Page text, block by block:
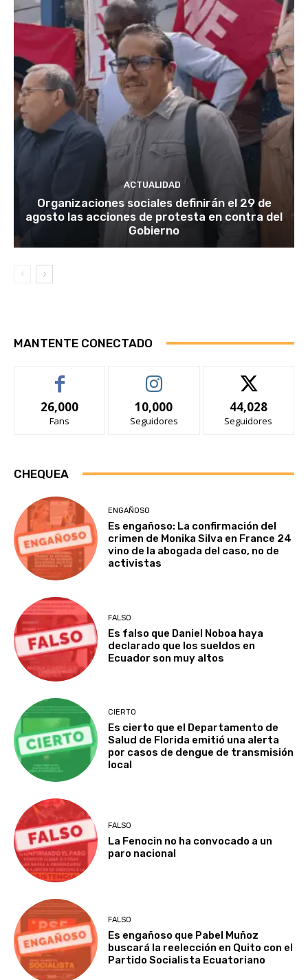
ACTUALIDAD
Organizaciones sociales definirán el 29 de
agosto las acciones de protesta en contra del
Gobierno
MANTENTE CONECTADO
26,000
Fans
10,000
Seguidores
44,028
Seguidores
CHEQUEA
ENGAÑOSO
Es engañoso: La confirmación del
crimen de Monika Silva en France 24
vino de la abogada del caso, no de
activistas
FALSO
Es falso que Daniel Noboa haya
declarado que los sueldos en
Ecuador son muy altos
CIERTO
Es cierto que el Departamento de
Salud de Florida emitió una alerta
por casos de dengue de transmisión
local
FALSO
La Fenocin no ha convocado a un
paro nacional
FALSO
Es engañoso que Pabel Muñoz
buscará la reelección en Quito con el
Partido Socialista Ecuatoriano